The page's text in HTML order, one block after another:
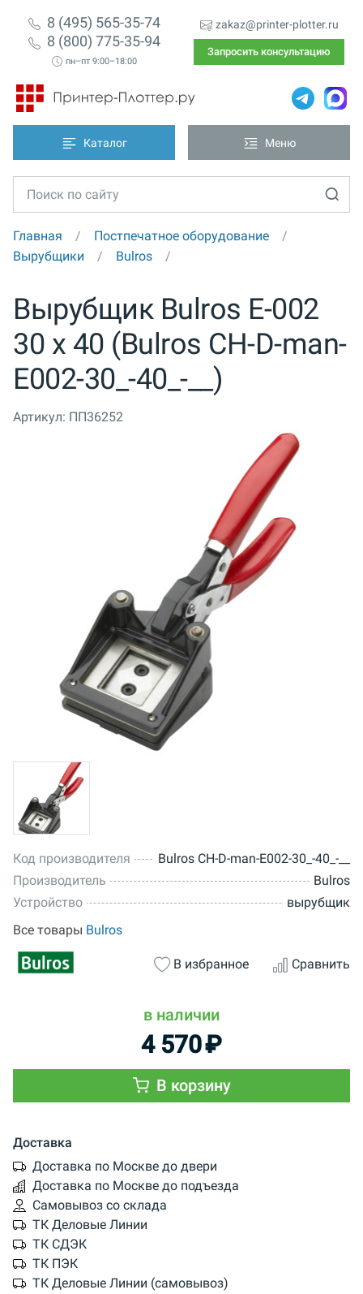
8 (495) 565-35-74
8 (800) 775-35-94
пн–пт 9:00–18:00
zakaz@printer-plotter.ru
Запросить консультацию
Каталог Меню
Главная
Постпечатное оборудование
Вырубщики
Bulros
Вырубщик Bulros E-002
30 х 40 (Bulros CH-D-man-
Е002-30_-40_-__)
Артикул: ПП36252
Код производителя
Bulros CH-D-man-Е002-30_-40_-__
Производитель
Bulros
Устройство
вырубщик
Все товары Bulros
В избранное Сравнить
в наличии
4 570₽
В корзину
Доставка
Доставка по Москве до двери
Доставка по Москве до подъезда
Самовывоз со склада
ТК Деловые Линии
ТК СДЭК
ТК ПЭК
ТК Деловые Линии (самовывоз)